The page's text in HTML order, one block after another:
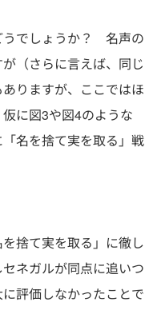
うでしょうか？ 名声の
（さらに言えば、 同じ
りますが、 ここではほ
に図3や図4のような
名を捨て実を取る」戦
捨て実を取る」に徹し
ネガルが同点に追いつ
評価しなかったことで